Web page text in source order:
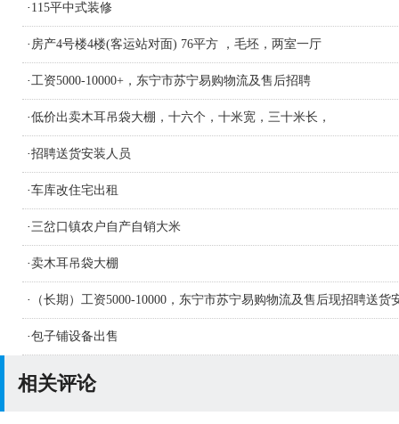
· 115平中式装修
· 房产4号楼4楼(客运站对面) 76平方 ，毛坯，两室一厅
·工资5000-10000+，东宁市苏宁易购物流及售后招聘
·低价出卖木耳吊袋大棚，十六个，十米宽，三十米长，
·招聘送货安装人员
·车库改住宅出租
·三岔口镇农户自产自销大米
·卖木耳吊袋大棚
·
（长期）工资5000-10000，东宁市苏宁易购物流及售后现招聘送货
人员及学徒若干名
·包子铺设备出售
相关评论